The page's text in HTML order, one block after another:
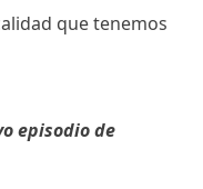
que tenemos
episodio de